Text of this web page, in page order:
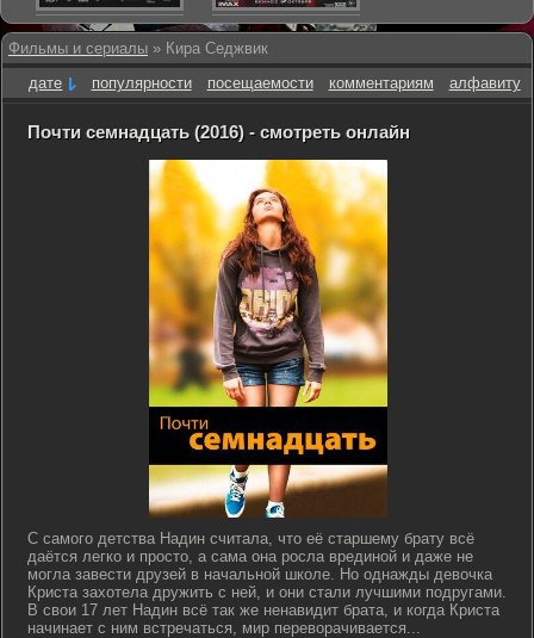
Фильмы и сериалы » Кира Седжвик
дате
популярности посещаемости комментариям алфавиту
Почти семнадцать (2016) - смотреть онлайн
С самого детства Надин считала, что её старшему брату всё
даётся легко и просто, а сама она росла врединой и даже не
могла завести друзей в начальной школе. Но однажды девочка
Криста захотела дружить с ней, и они стали лучшими подругами.
В свои 17 лет Надин всё так же ненавидит брата, и когда Криста
начинает с ним встречаться, мир переворачивается...